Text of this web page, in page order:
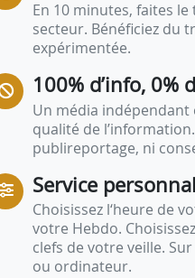
En 10 minutes, faites
secteur. Bénéficiez du
expérimentée.
100% d’info, 0%
Un média
qualité de
publireportage, ni
Service
Choisissez l‘heure de
votre Hebdo.
clefs de votre veille.
ou ordinateur.